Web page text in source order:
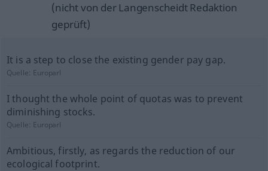
(nicht von der Langenscheidt Redaktion
geprüft)
It is a step to close the existing gender pay gap.
Quelle: Europarl
I thought the whole point of quotas was to prevent
diminishing stocks.
Quelle: Europarl
Ambitious, firstly, as regards the reduction of our
ecological footprint.